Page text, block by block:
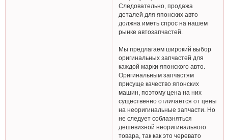
Следовательно, продажа
деталей для японских авто
должна иметь спрос на нашем
рынке автозапчастей.
Мы предлагаем широкий выбор
оригинальных запчастей для
каждой марки японского авто.
Оригинальным запчастям
присуще качество японских
машин, поэтому цена на них
существенно отличается от цены
на неоригинальные запчасти. Но
не следует соблазняться
дешевизной неоригинального
товара, так как это черевато